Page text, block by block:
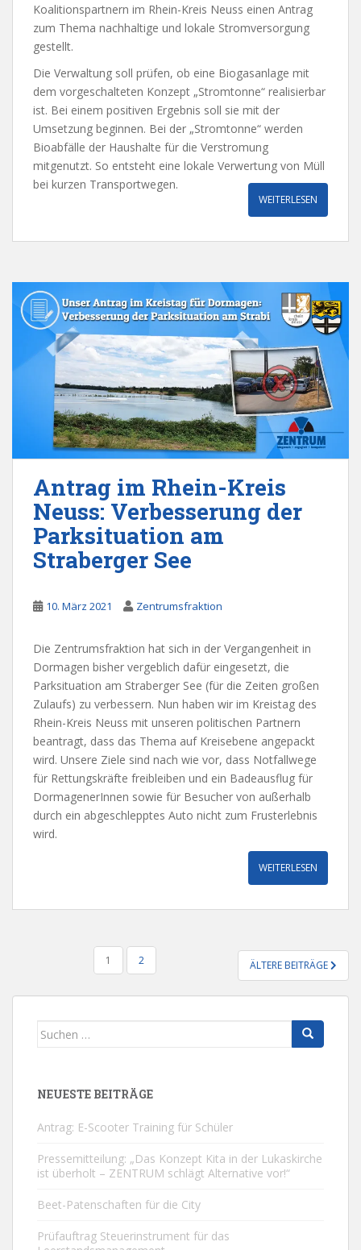
Koalitionspartnern im Rhein-Kreis Neuss einen Antrag
zum Thema nachhaltige und lokale Stromversorgung
gestellt.
Die Verwaltung soll prüfen, ob eine Biogasanlage mit
dem vorgeschalteten Konzept „Stromtonne“ realisierbar
ist. Bei einem positiven Ergebnis soll sie mit der
Umsetzung beginnen. Bei der „Stromtonne“ werden
Bioabfälle der Haushalte für die Verstromung
mitgenutzt. So entsteht eine lokale Verwertung von Müll
bei kurzen Transportwegen.
WEITERLESEN
Antrag im Rhein-Kreis
Neuss: Verbesserung der
Parksituation am
Straberger See
10. März 2021 Zentrumsfraktion
Die Zentrumsfraktion hat sich in der Vergangenheit in
Dormagen bisher vergeblich dafür eingesetzt, die
Parksituation am Straberger See (für die Zeiten großen
Zulaufs) zu verbessern. Nun haben wir im Kreistag des
Rhein-Kreis Neuss mit unseren politischen Partnern
beantragt, dass das Thema auf Kreisebene angepackt
wird. Unsere Ziele sind nach wie vor, dass Notfallwege
für Rettungskräfte freibleiben und ein Badeausflug für
DormagenerInnen sowie für Besucher von außerhalb
durch ein abgeschlepptes Auto nicht zum Frusterlebnis
wird.
WEITERLESEN
SEITENNUMMERIERUNG
BEITRÄGE
1 2 ÄLTERE BEITRÄGE
Suchen
NEUESTE BEITRÄGE
Antrag: E-Scooter Training für Schüler
Pressemitteilung: „Das Konzept Kita in der Lukaskirche
ist überholt – ZENTRUM schlägt Alternative vor!“
Beet-Patenschaften für die City
Prüfauftrag Steuerinstrument für das